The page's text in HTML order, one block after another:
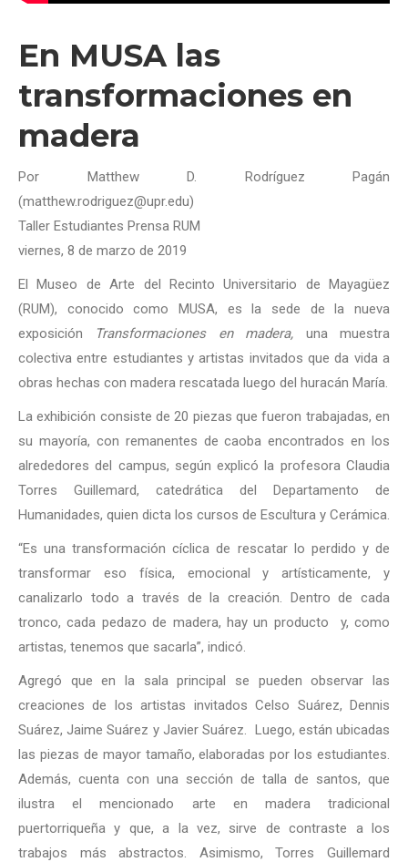
En MUSA las
transformaciones en
madera
Por Matthew D. Rodríguez Pagán
(matthew.rodriguez@upr.edu)
Taller Estudiantes Prensa RUM
viernes, 8 de marzo de 2019
El Museo de Arte del Recinto Universitario de Mayagüez
(RUM), conocido como MUSA, es la sede de la nueva
exposición
Transformaciones en madera, una muestra
colectiva entre estudiantes y artistas invitados que da vida a
obras hechas con madera rescatada luego del huracán María.
La exhibición consiste de 20 piezas que fueron trabajadas, en
su mayoría, con remanentes de caoba encontrados en los
alrededores del campus, según explicó la profesora Claudia
Torres Guillemard, catedrática del Departamento de
Humanidades, quien dicta los cursos de Escultura y Cerámica.
“Es una transformación cíclica de rescatar lo perdido y de
transformar eso física, emocional y artísticamente, y
canalizarlo todo a través de la creación. Dentro de cada
tronco, cada pedazo de madera, hay un producto y, como
artistas, tenemos que sacarla”, indicó.
Agregó que en la sala principal se pueden observar las
creaciones de los artistas invitados Celso Suárez, Dennis
Suárez, Jaime Suárez y Javier Suárez. Luego, están ubicadas
las piezas de mayor tamaño, elaboradas por los estudiantes.
Además, cuenta con una sección de talla de santos, que
ilustra el mencionado arte en madera tradicional
puertorriqueña y que, a la vez, sirve de contraste a los
trabajos más abstractos. Asimismo, Torres Guillemard